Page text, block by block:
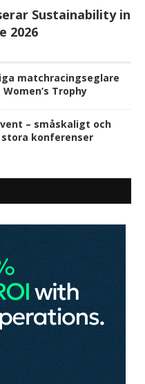
Sustainability in
2026
matchracingseglare
Trophy
– småskaligt och
konferenser